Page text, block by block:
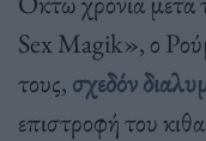
Sex Magik», ο
τους, σχεδόν
επιστροφή του